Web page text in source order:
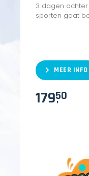
3 dagen
sporten gaat
MEER INFO
179,
50